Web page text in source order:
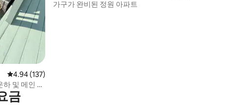
평점 4.94점(5점 만점), 후기 137개
4.94 (137)
및 메인 스
가구가 완비된 정원 아파트
금